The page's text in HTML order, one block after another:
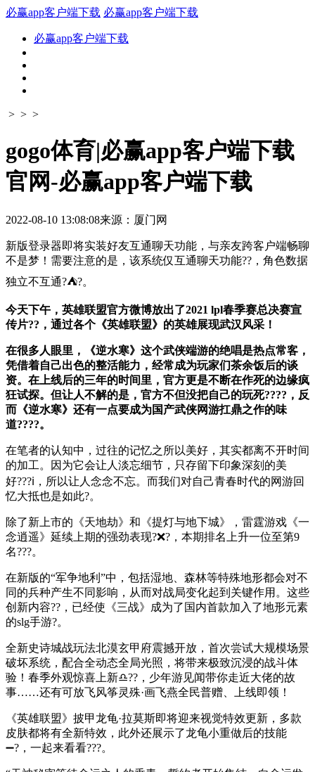
必赢app客户端下载 必赢app客户端下载
必赢app客户端下载
> > >
gogo体育|必赢app客户端下载
官网-必赢app客户端下载
2022-08-10 13:08:08来源：厦门网
新版登录器即将实装好友互通聊天功能，与亲友跨客户端畅聊
不是梦！需要注意的是，该系统仅互通聊天功能??，角色数据
独立不互通?⛺?。
今天下午，英雄联盟官方微博放出了2021 lpl春季赛总决赛宣
传片??，通过各个《英雄联盟》的英雄展现武汉风采！
在很多人眼里，《逆水寒》这个武侠端游的绝唱是热点常客，
凭借着自己出色的整活能力，经常成为玩家们茶余饭后的谈
资。在上线后的三年的时间里，官方更是不断在作死的边缘疯
狂试探。但让人不解的是，官方不但没把自己的玩死????，反
而《逆水寒》还有一点要成为国产武侠网游扛鼎之作的味
道????。
在笔者的认知中，过往的记忆之所以美好，其实都离不开时间
的加工。因为它会让人淡忘细节，只存留下印象深刻的美
好???ℹ，所以让人念念不忘。而我们对自己青春时代的网游回
忆大抵也是如此?。
除了新上市的《天地劫》和《提灯与地下城》，雷霆游戏《一
念逍遥》延续上期的强劲表现?❌?，本期排名上升一位至第9
名???。
在新版的“军争地利”中，包括湿地、森林等特殊地形都会对不
同的兵种产生不同影响，从而对战局变化起到关键作用。这些
创新内容??，已经使《三战》成为了国内首款加入了地形元素
的slg手游?。
全新史诗城战玩法北漠玄甲府震撼开放，首次尝试大规模场景
破坏系统，配合全动态全局光照，将带来极致沉浸的战斗体
验！春季外观惊喜上新♎??，少年游见闻带你走近大佬的故
事……还有可放飞风筝灵殊·画飞燕全民普赠、上线即领！
《英雄联盟》披甲龙龟·拉莫斯即将迎来视觉特效更新，多款
皮肤都将有全新特效，此外还展示了龙龟小重做后的技能
➖?，一起来看看???。